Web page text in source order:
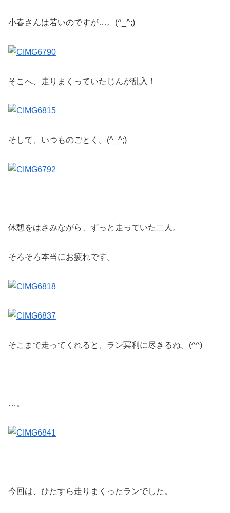
小春さんは若いのですが…。(^_^;)
そこへ、走りまくっていたじんが乱入！
そして、いつものごとく。(^_^;)
休憩をはさみながら、ずっと走っていた二人。
そろそろ本当にお疲れです。
そこまで走ってくれると、ラン冥利に尽きるね。(^^)
…。
今回は、ひたすら走りまくったランでした。